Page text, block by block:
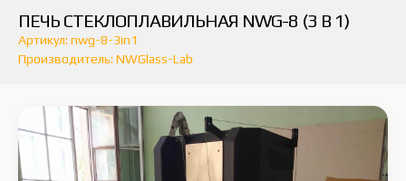
ПЕЧЬ СТЕКЛОПЛАВИЛЬНАЯ NWG-8 (3 В 1)
Артикул: nwg-8-3in1
Производитель: NWGlass-Lab